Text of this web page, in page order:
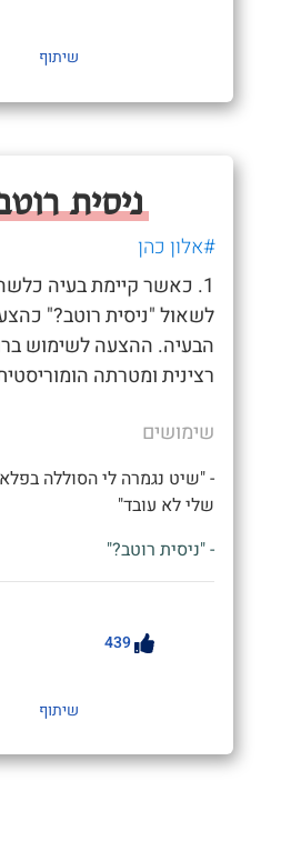
שיתוף
ניסית
#אלון כהן
1. כאשר קיימת בעיה
לשאול "ניסית רוטב?"
הבעיה. ההצעה לשימוש
רצינית ומטרתה
שימושים
- "שיט נגמרה לי הסוללה
שלי לא עובד"
- "ניסית רוטב?"
439
שיתוף